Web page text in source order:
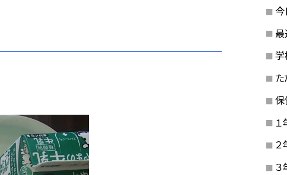
今
学
保
１
２
３